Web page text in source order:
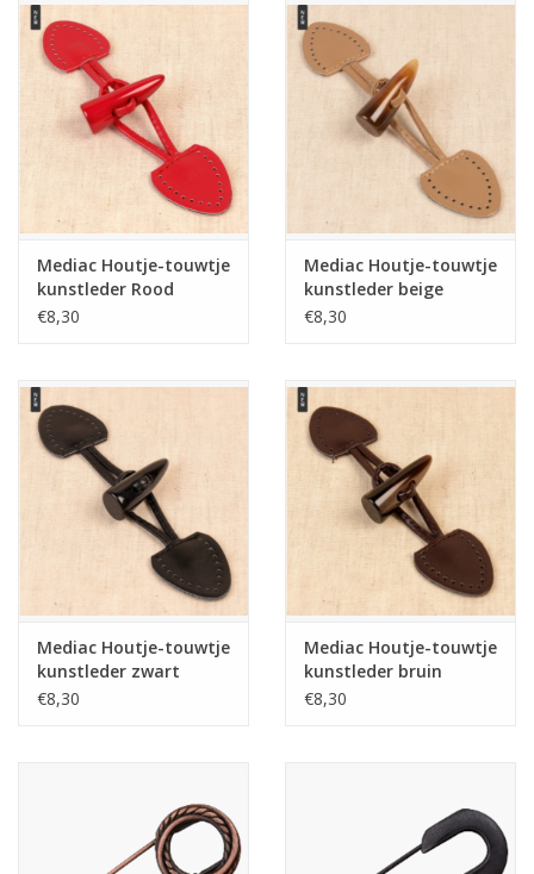
Mediac Houtje-touwtje
kunstleder Rood
€8,30
Mediac Houtje-touwtje
kunstleder beige
€8,30
Mediac Houtje-touwtje
kunstleder zwart
€8,30
Mediac Houtje-touwtje
kunstleder bruin
€8,30